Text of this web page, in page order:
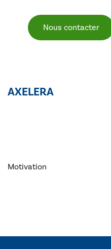
Nous contacter
AXELERA
Motivation